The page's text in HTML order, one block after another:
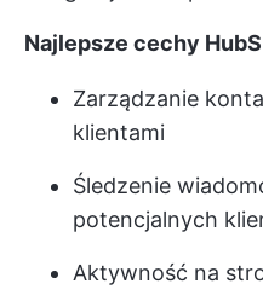
Najlepsze cechy
Zarządzanie
klientami
Śledzenie
potencjalnych
Aktywność na